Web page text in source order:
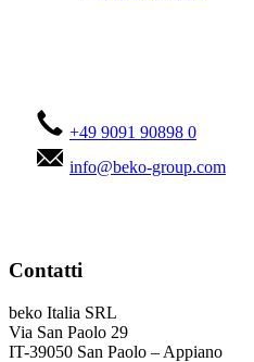
+49 9091 90898 0
info@beko-group.com
Contatti
beko Italia SRL
Via San Paolo 29
IT-39050 San Paolo – Appiano